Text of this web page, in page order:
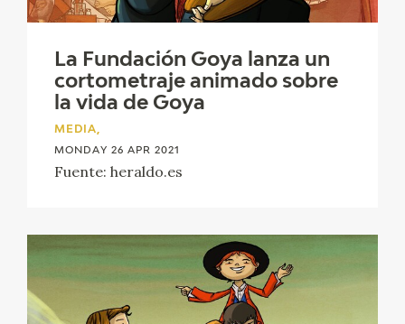
PREMIO ARAGÓN GOYA
EDICIONES
ONLINE SHOP
EDUCA
La Fundación Goya lanza un
cortometraje animado sobre
la vida de Goya
MEDIA,
MONDAY 26 APR 2021
Fuente: heraldo.es